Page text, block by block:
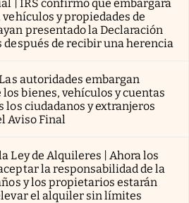
| IRS confirmó que embargará
y propiedades de
presentado la Declaración
después de recibir una herencia
autoridades embargan
bienes, vehículos y cuentas
los ciudadanos y extranjeros
Aviso Final
Ley de Alquileres | Ahora los
la responsabilidad de la
y los propietarios estarán
el alquiler sin límites